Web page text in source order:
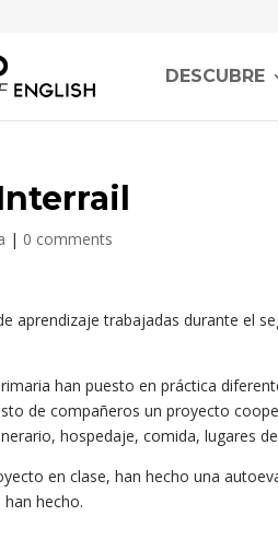
DESCUBRE
| 0 comments
aprendizaje trabajadas durante el
han puesto en práctica
de compañeros un proyecto
hospedaje, comida, lugares
en clase, han hecho una
hecho.